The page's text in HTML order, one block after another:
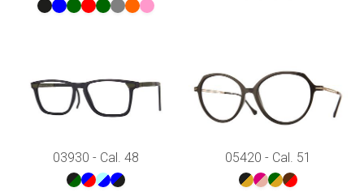
03930 - Cal. 48 05420 - Cal. 51